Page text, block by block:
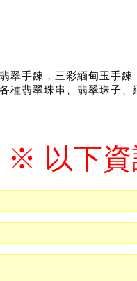
翠手鍊，三彩緬甸玉手
種翡翠珠串、翡翠珠子
※ 以下資